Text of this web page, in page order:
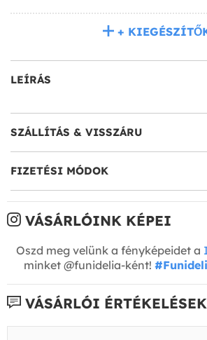
+
LEÍRÁS
SZÁLLÍTÁS & VISSZÁRU
FIZETÉSI MÓDOK
VÁSÁRLÓINK KÉPEI
Oszd meg velünk a fényképeidet a
minket @funidelia-ként!
VÁSÁRLÓI